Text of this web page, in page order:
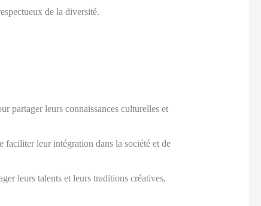
de la diversité.
partager leurs connaissances culturelles et
faciliter leur intégration dans la société et de
leurs talents et leurs traditions créatives,